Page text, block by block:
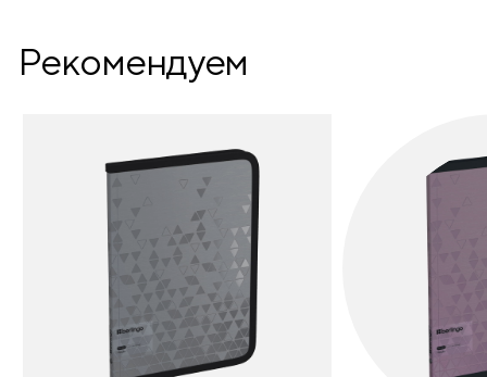
Рекомендуем